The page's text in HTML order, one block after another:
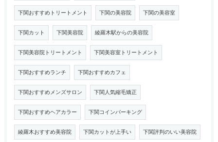
下関おすすめトリートメント 下関の美容院 下関の美容室
下関カット 下関美容院 綾羅木駅からの美容院
下関美容院トリートメント 下関美容室トリートメント
下関おすすめランチ 下関おすすめカフェ
下関おすすめメンズサロン 下関人気縮毛矯正
下関おすすめヘアカラー 下関コインパーキング
綾羅木おすすめ美容院 下関カットが上手い 下関評判のいい美容院